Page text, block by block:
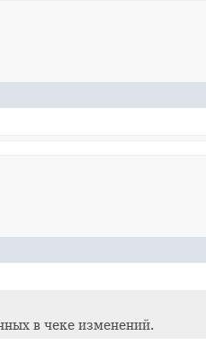
в чеке изменений.